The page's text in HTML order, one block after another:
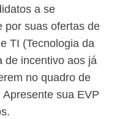
a se
por suas ofertas de
TI (Tecnologia da
de incentivo aos já
no quadro de
Apresente sua EVP